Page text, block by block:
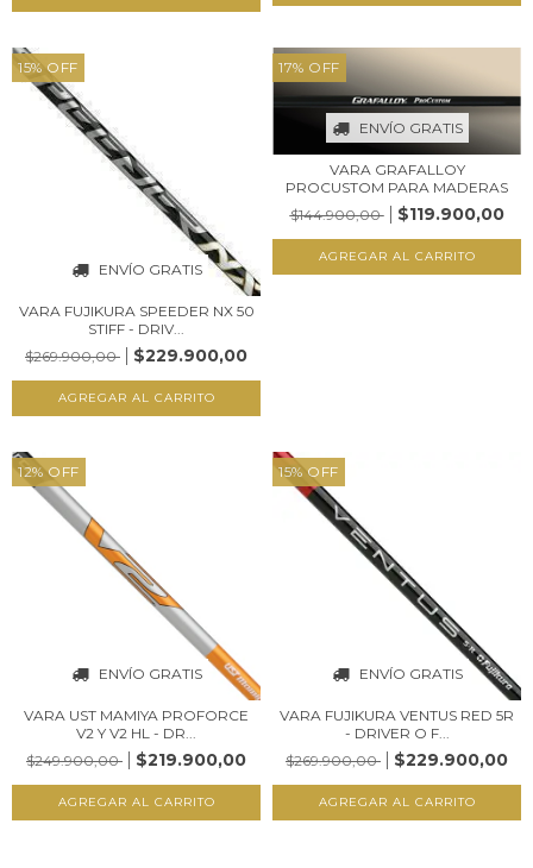
15% OFF
ENVÍO GRATIS
VARA FUJIKURA SPEEDER NX 50
STIFF - DRIV...
$269.900,00
$229.900,00
AGREGAR AL CARRITO
17% OFF
ENVÍO GRATIS
VARA GRAFALLOY
PROCUSTOM PARA MADERAS
$144.900,00
$119.900,00
AGREGAR AL CARRITO
12%OFF
ENVÍO GRATIS
VARA UST MAMIYA PROFORCE
V2 Y V2 HL - DR...
$249.900,00
$219.900,00
AGREGAR AL CARRITO
15%OFF
ENVÍO GRATIS
VARA FUJIKURA VENTUS RED 5R
- DRIVER O F...
$269.900,00
$229.900,00
AGREGAR AL CARRITO